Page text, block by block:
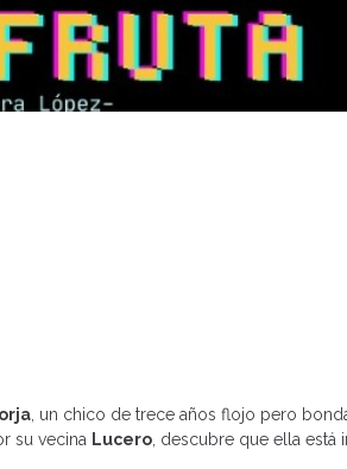
, un chico de trece años flojo pero
su vecina Lucero , descubre que ella está